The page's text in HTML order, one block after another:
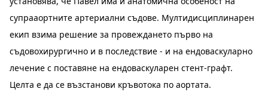
супрааортните артериални съдове. Мултидисциплинарен
екип взима решение за провеждането първо на
съдовохирургично и в последствие - и на ендоваскуларно
лечение с поставяне на ендоваскуларен стент-графт.
Целта е да се възстанови кръвотока по аортата.